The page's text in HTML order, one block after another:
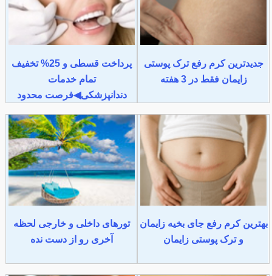
جدیدترین کرم رفع ترک پوستی
زایمان فقط در 3 هفته
پرداخت قسطی و 25% تخفیف
تمام خدمات
دندانپزشکی◀فرصت محدود
بهترین کرم رفع جای بخیه زایمان
و ترک پوستی زایمان
تورهای داخلی و خارجی لحظه
آخری رو از دست نده